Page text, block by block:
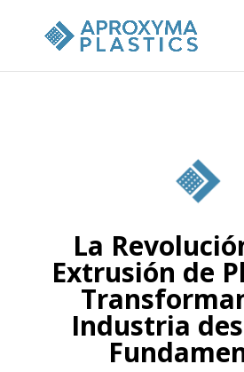
La
Extrusión de
Industria